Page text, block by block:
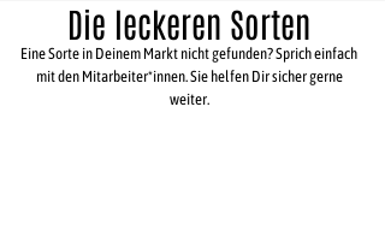
Eine Sorte in Deinem Markt nicht gefunden? Sprich einfach
mit den Mitarbeiter*innen. Sie helfen Dir sicher gerne
weiter.
Die leckeren Sorten